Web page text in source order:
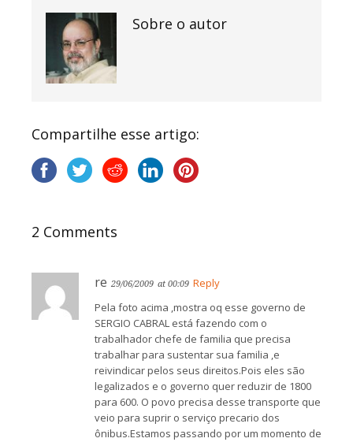
Sobre o autor
Compartilhe esse artigo:
2 Comments
re 29/06/2009 at 00:09 Reply
Pela foto acima ,mostra oq esse governo de
SERGIO CABRAL está fazendo com o
trabalhador chefe de familia que precisa
trabalhar para sustentar sua familia ,e
reivindicar pelos seus direitos.Pois eles são
legalizados e o governo quer reduzir de 1800
para 600. O povo precisa desse transporte que
veio para suprir o serviço precario dos
ônibus.Estamos passando por um momento de